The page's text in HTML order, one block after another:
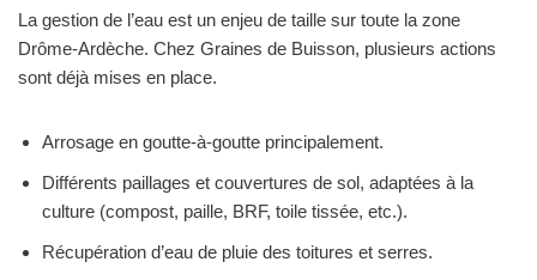
La gestion de l’eau est un enjeu de taille sur toute la zone
Drôme-Ardèche. Chez Graines de Buisson, plusieurs actions
sont déjà mises en place.
Arrosage en goutte-à-goutte principalement.
Différents paillages et couvertures de sol, adaptées à la
culture (compost, paille, BRF, toile tissée, etc.).
Récupération d’eau de pluie des toitures et serres.